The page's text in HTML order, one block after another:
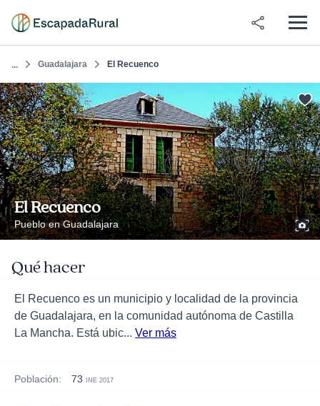
... Guadalajara El Recuenco
El Recuenco
Pueblo en Guadalajara
Qué hacer
El Recuenco es un municipio y localidad de la provincia
de Guadalajara, en la comunidad autónoma de Castilla
La Mancha. Está ubic... Ver más
Población: 73 INE 2017